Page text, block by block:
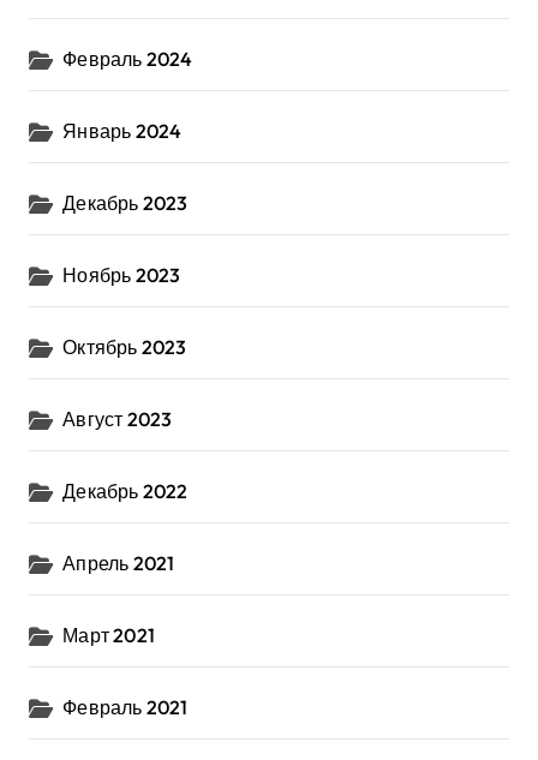
Февраль 2024
Январь 2024
Декабрь 2023
Ноябрь 2023
Октябрь 2023
Август 2023
Декабрь 2022
Апрель 2021
Март 2021
Февраль 2021